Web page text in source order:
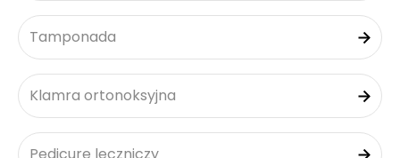
Tamponada
Klamra ortonoksyjna